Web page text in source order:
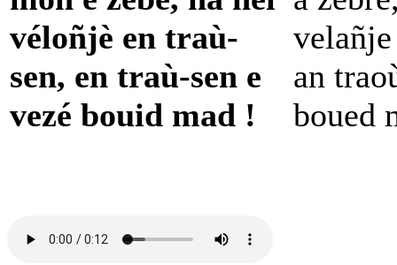
véloñjè en traù-
sen, en traù-sen e
vezé bouid mad !
an
boued